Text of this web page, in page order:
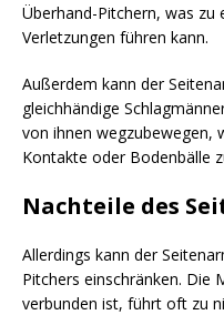
Überhand-Pitchern, was zu
Verletzungen führen kann.
Außerdem kann der
gleichhändige
von ihnen wegzubewegen,
Kontakte oder Bodenbälle
Nachteile des
Allerdings kann der
Pitchers einschränken. Die
verbunden ist, führt oft zu